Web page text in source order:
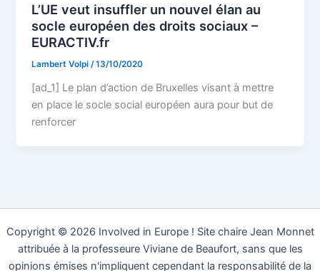
L’UE veut insuffler un nouvel élan au
socle européen des droits sociaux –
EURACTIV.fr
Lambert Volpi /13/10/2020
[ad_1] Le plan d’action de Bruxelles visant à mettre
en place le socle social européen aura pour but de
renforcer
Copyright © 2026 Involved in Europe ! Site chaire Jean Monnet
attribuée à la professeure Viviane de Beaufort, sans que les
opinions émises n'impliquent cependant la responsabilité de la